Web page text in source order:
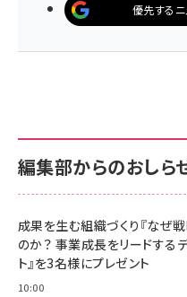
優先する
編集部からのおしら
成果を生む組織づくり『なぜ
のか？ 事業成長をリードする
ト』を3名様にプレゼント
10:00